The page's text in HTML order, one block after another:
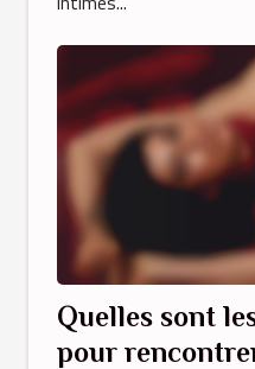
Quelles sont
pour